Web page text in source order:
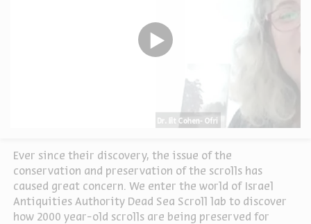
Ever since their discovery, the issue of the
conservation and preservation of the scrolls has
caused great concern. We enter the world of Israel
Antiquities Authority Dead Sea Scroll lab to discover
how 2000 year-old scrolls are being preserved for